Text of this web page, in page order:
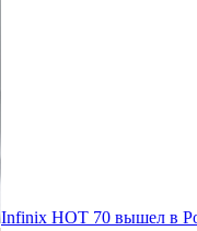
Infinix HOT 70 вышел в